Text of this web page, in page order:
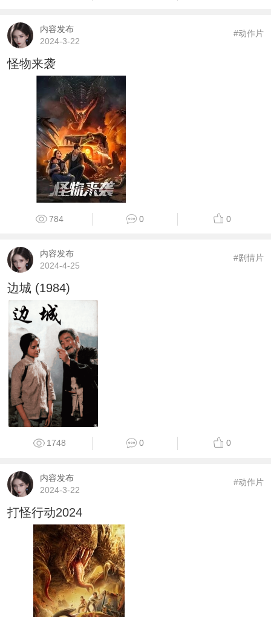
内容发布
2024-3-22
#动作片
怪物来袭
784 0 0
内容发布
2024-4-25
#剧情片
边城 (1984)
1748 0 0
内容发布
2024-3-22
#动作片
打怪行动2024